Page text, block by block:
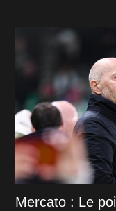
Mercato : Le